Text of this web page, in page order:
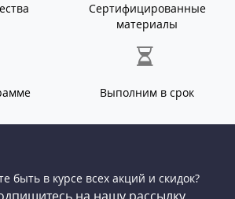
Сертифицированные
материалы
Выполним в срок
быть в курсе всех акций и скидок?